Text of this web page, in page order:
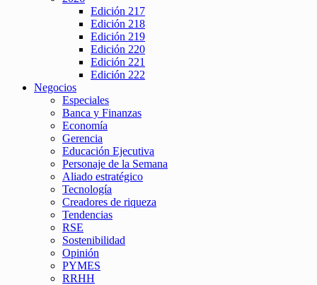
Edición 217
Edición 218
Edición 219
Edición 220
Edición 221
Edición 222
Negocios
Especiales
Banca y Finanzas
Economía
Gerencia
Educación Ejecutiva
Personaje de la Semana
Aliado estratégico
Tecnología
Creadores de riqueza
Tendencias
RSE
Sostenibilidad
Opinión
PYMES
RRHH